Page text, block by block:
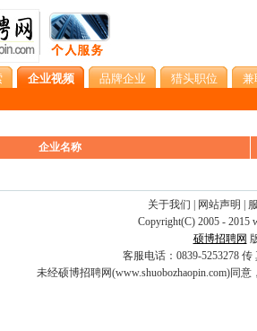
企业视频 品牌企业 猎头职位
兼
企业名称
关于我们 网站声明
Copyright(C) 2005 - 2015
硕博招聘网
客服电话：0839-5253278 传
未经硕博招聘网(www.shuobozhaopin.com)同